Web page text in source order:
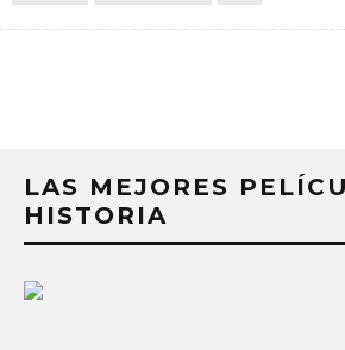
LAS MEJORES
HISTORIA